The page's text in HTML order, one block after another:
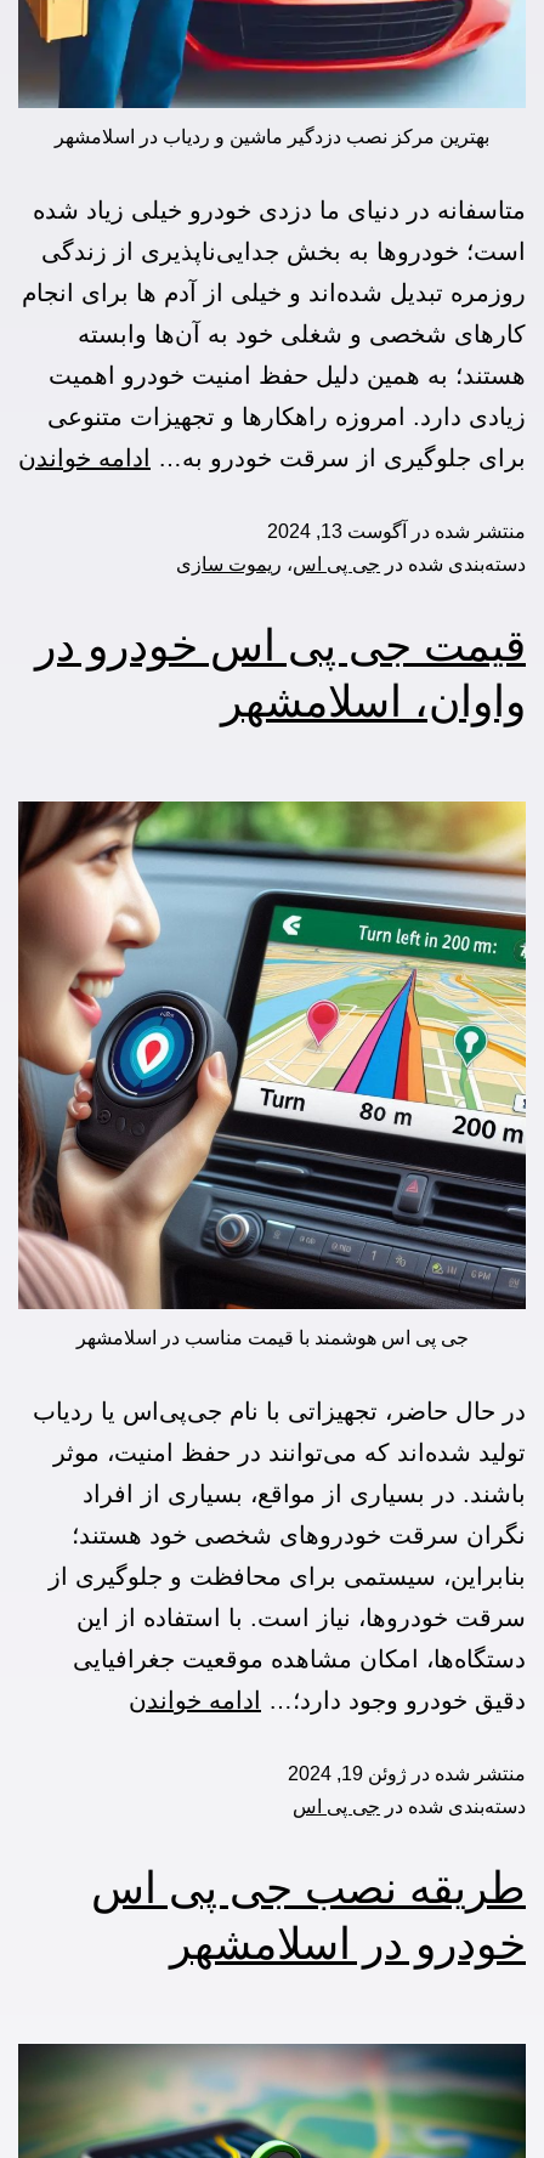
بهترین مرکز نصب دزدگیر ماشین و ردیاب در اسلامشهر
متاسفانه در دنیای ما دزدی خودرو خیلی زیاد شده
است؛ خودروها به بخش جدایی‌ناپذیری از زندگی
روزمره تبدیل شده‌اند و خیلی از آدم ها برای انجام
کارهای شخصی و شغلی خود به آن‌ها وابسته
هستند؛ به همین دلیل حفظ امنیت خودرو اهمیت
زیادی دارد. امروزه راهکارها و تجهیزات متنوعی
برای جلوگیری از سرقت خودرو به…
ادامه خواندن
منتشر شده در
آگوست 13, 2024
دسته‌بندی شده در جی پی اس، ریموت سازی
قیمت جی پی اس خودرو در
واوان، اسلامشهر
جی پی اس هوشمند با قیمت مناسب در اسلامشهر
در حال حاضر، تجهیزاتی با نام جی‌پی‌اس یا ردیاب
تولید شده‌اند که می‌توانند در حفظ امنیت، موثر
باشند. در بسیاری از مواقع، بسیاری از افراد
نگران سرقت خودرو‌های شخصی خود هستند؛
بنابراین، سیستمی برای محافظت و جلوگیری از
سرقت خودرو‌ها، نیاز است. با استفاده از این
دستگاه‌ها، امکان مشاهده موقعیت جغرافیایی
دقیق خودرو وجود دارد؛…
ادامه خواندن
منتشر شده در ژوئن 19, 2024
دسته‌بندی شده در جی پی اس
طریقه نصب جی پی اس
خودرو در اسلامشهر